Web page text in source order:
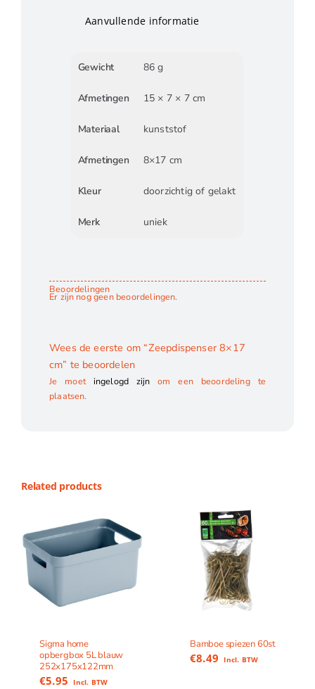
Aanvullende informatie
Gewicht 86 g
Afmetingen 15 × 7 × 7 cm
Materiaal kunststof
Afmetingen 8×17 cm
Kleur doorzichtig of gelakt
Merk uniek
Beoordelingen
Er zijn nog geen beoordelingen.
Wees de eerste om “Zeepdispenser 8×17
cm” te beoordelen
Je moet ingelogd zijn om een beoordeling te
plaatsen.
Related products
Sigma home
opbergbox 5L blauw
252x175x122mm
€5.95 Incl. BTW
Bamboe spiezen 60st
€8.49 Incl. BTW